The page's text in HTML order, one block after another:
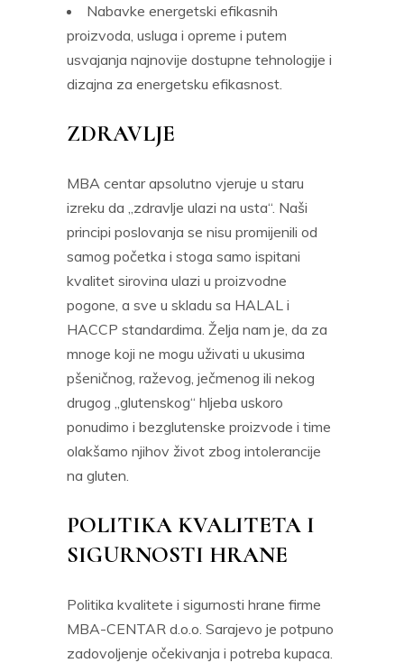
Nabavke energetski efikasnih
proizvoda, usluga i opreme i putem
usvajanja najnovije dostupne tehnologije i
dizajna za energetsku efikasnost.
ZDRAVLJE
MBA centar apsolutno vjeruje u staru
izreku da „zdravlje ulazi na usta“. Naši
principi poslovanja se nisu promijenili od
samog početka i stoga samo ispitani
kvalitet sirovina ulazi u proizvodne
pogone, a sve u skladu sa HALAL i
HACCP standardima. Želja nam je, da za
mnoge koji ne mogu uživati u ukusima
pšeničnog, raževog, ječmenog ili nekog
drugog „glutenskog“ hljeba uskoro
ponudimo i bezglutenske proizvode i time
olakšamo njihov život zbog intolerancije
na gluten.
POLITIKA KVALITETA I
SIGURNOSTI HRANE
Politika kvalitete i sigurnosti hrane firme
MBA-CENTAR d.o.o. Sarajevo je potpuno
zadovoljenje očekivanja i potreba kupaca.